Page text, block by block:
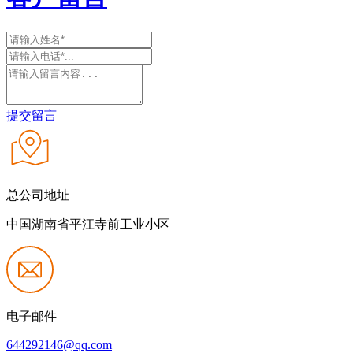
提交留言
总公司地址
中国湖南省平江寺前工业小区
电子邮件
644292146@qq.com